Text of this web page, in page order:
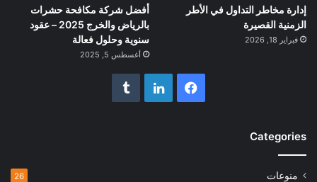
إدارة مخاطر التداول في الأطر
الزمنية القصيرة
فبراير 18, 2026
أفضل شركة مكافحة حشرات
بالرياض والخرج 2025 – عقود
سنوية وحلول فعالة
أغسطس 5, 2025
فيسبوكلينكدإن
‏Tumblr
Categories
منوعات 26